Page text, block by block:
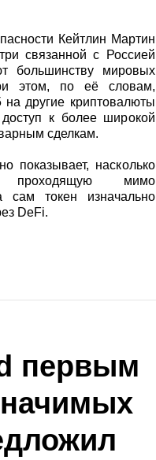
Кейтлин Мартин
связанной с Россией
большинству мировых
этом, по её словам,
другие криптовалюты
к более широкой
сделкам.
показывает, насколько
проходящую мимо
сам токен изначально
DeFi.
первым